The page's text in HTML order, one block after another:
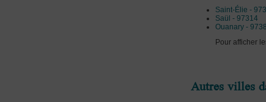
Saint-Élie -
Saül - 97314
Ouanary -
Pour afficher
Autres villes